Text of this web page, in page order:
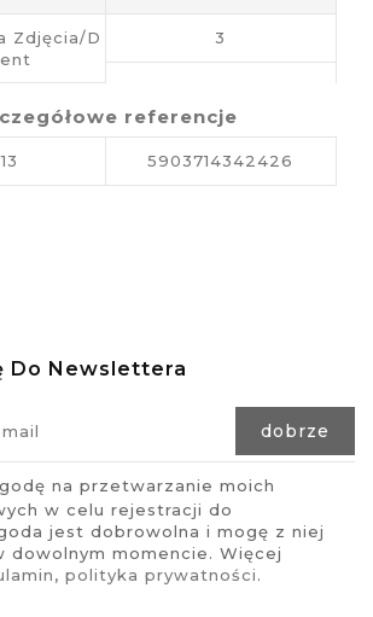
Zdjęcia/d
3
referencje
5903714342426
Do Newslettera
na przetwarzanie moich
w celu rejestracji do
jest dobrowolna i mogę z niej
dowolnym momencie. Więcej
, polityka prywatności.